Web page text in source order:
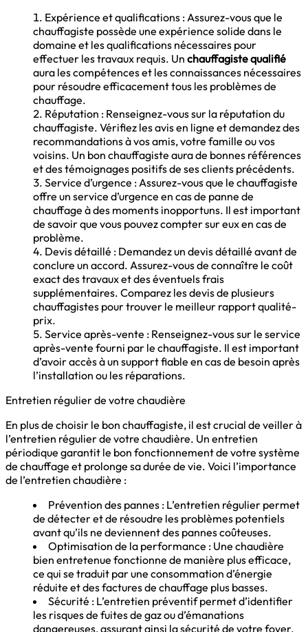
Expérience et qualifications : Assurez-vous que le
chauffagiste possède une expérience solide dans le
domaine et les qualifications nécessaires pour
effectuer les travaux requis. Un chauffagiste qualifié
aura les compétences et les connaissances nécessaires
pour résoudre efficacement tous les problèmes de
chauffage.
Réputation : Renseignez-vous sur la réputation du
chauffagiste. Vérifiez les avis en ligne et demandez des
recommandations à vos amis, votre famille ou vos
voisins. Un bon chauffagiste aura de bonnes références
et des témoignages positifs de ses clients précédents.
Service d’urgence : Assurez-vous que le chauffagiste
offre un service d’urgence en cas de panne de
chauffage à des moments inopportuns. Il est important
de savoir que vous pouvez compter sur eux en cas de
problème.
Devis détaillé : Demandez un devis détaillé avant de
conclure un accord. Assurez-vous de connaître le coût
exact des travaux et des éventuels frais
supplémentaires. Comparez les devis de plusieurs
chauffagistes pour trouver le meilleur rapport qualité-
prix.
Service après-vente : Renseignez-vous sur le service
après-vente fourni par le chauffagiste. Il est important
d’avoir accès à un support fiable en cas de besoin après
l’installation ou les réparations.
Entretien régulier de votre chaudière
En plus de choisir le bon chauffagiste, il est crucial de veiller à
l’entretien régulier de votre chaudière. Un entretien
périodique garantit le bon fonctionnement de votre système
de chauffage et prolonge sa durée de vie. Voici l’importance
de l’entretien chaudière :
Prévention des pannes : L’entretien régulier permet
de détecter et de résoudre les problèmes potentiels
avant qu’ils ne deviennent des pannes coûteuses.
Optimisation de la performance : Une chaudière
bien entretenue fonctionne de manière plus efficace,
ce qui se traduit par une consommation d’énergie
réduite et des factures de chauffage plus basses.
Sécurité : L’entretien préventif permet d’identifier
les risques de fuites de gaz ou d’émanations
dangereuses, assurant ainsi la sécurité de votre foyer.